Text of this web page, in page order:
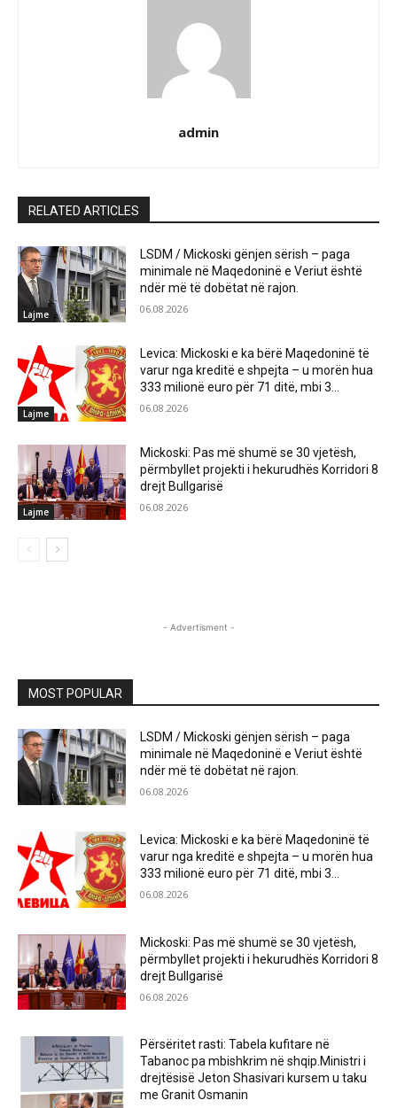
admin
RELATED ARTICLES
Lajme
LSDM / Mickoski gënjen sërish – paga
minimale në Maqedoninë e Veriut është
ndër më të dobëtat në rajon.
06.08.2026
Lajme
Levica: Mickoski e ka bërë Maqedoninë të
varur nga kreditë e shpejta – u morën hua
333 milionë euro për 71 ditë, mbi 3...
06.08.2026
Lajme
Mickoski: Pas më shumë se 30 vjetësh,
përmbyllet projekti i hekurudhës Korridori 8
drejt Bullgarisë
06.08.2026
- Advertisment -
MOST POPULAR
LSDM / Mickoski gënjen sërish – paga
minimale në Maqedoninë e Veriut është
ndër më të dobëtat në rajon.
06.08.2026
Levica: Mickoski e ka bërë Maqedoninë të
varur nga kreditë e shpejta – u morën hua
333 milionë euro për 71 ditë, mbi 3...
06.08.2026
Mickoski: Pas më shumë se 30 vjetësh,
përmbyllet projekti i hekurudhës Korridori 8
drejt Bullgarisë
06.08.2026
Përsëritet rasti: Tabela kufitare në
Tabanoc pa mbishkrim në shqip.Ministri i
drejtësisë Jeton Shasivari kursem u taku
me Granit Osmanin